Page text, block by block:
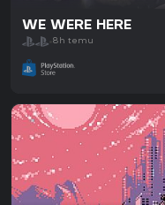
WE WERE HERE
8h temu